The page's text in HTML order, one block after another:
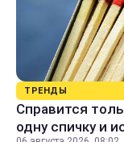
ТРЕНДЫ
Справится
одну спичку и